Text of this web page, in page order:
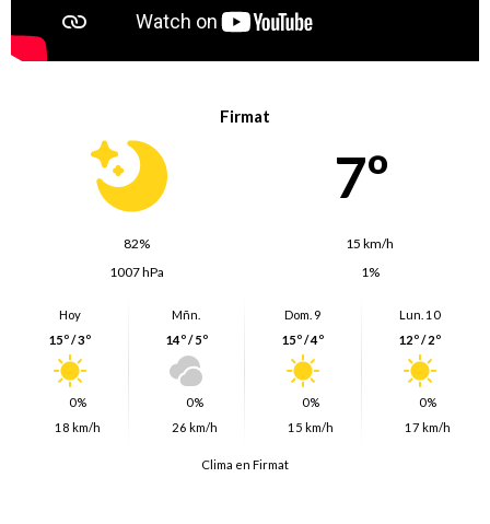
Firmat
7º
82%
15 km/h
1007 hPa
1%
Hoy
15º / 3º
0%
18 km/h
Mñn.
14º / 5º
0%
26 km/h
Dom. 9
15º / 4º
0%
15 km/h
Lun. 10
12º / 2º
0%
17 km/h
Clima en Firmat